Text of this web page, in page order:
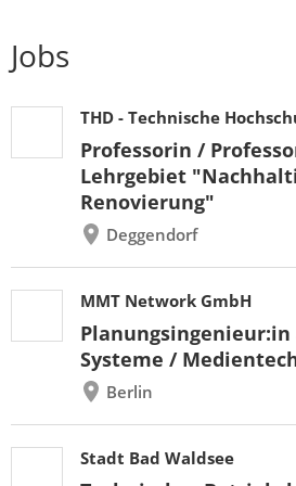
Jobs
THD - Technische
Professorin /
Lehrgebiet
Renovierung"
Deggendorf
MMT Network GmbH
Systeme /
Berlin
Stadt Bad Waldsee